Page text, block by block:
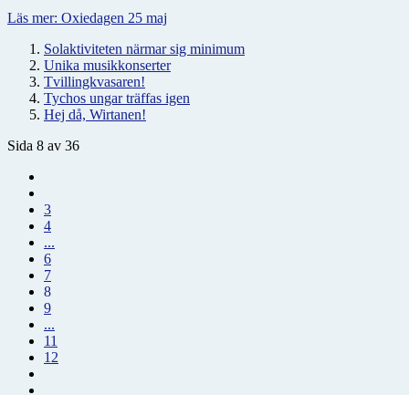
Läs mer: Oxiedagen 25 maj
Solaktiviteten närmar sig minimum
Unika musikkonserter
Tvillingkvasaren!
Tychos ungar träffas igen
Hej då, Wirtanen!
Sida 8 av 36
3
4
...
6
7
8
9
...
11
12